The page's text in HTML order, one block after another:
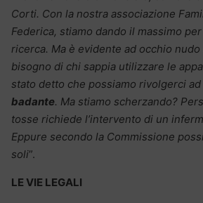
Corti. Con la nostra associazione
Federica, stiamo dando il massimo
ricerca. Ma è evidente ad occhio nudo
bisogno di chi sappia utilizzare le
stato detto che possiamo rivolgerci ad
badante. Ma stiamo scherzando?
tosse richiede l’intervento di un
Eppure secondo la Commissione
soli”.
LE VIE LEGALI